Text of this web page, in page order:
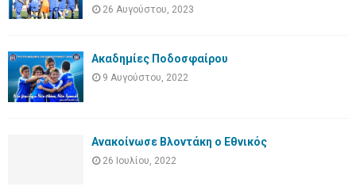
26 Αυγούστου, 2023
Ακαδημίες Ποδοσφαίρου
9 Αυγούστου, 2022
Ανακοίνωσε Βλοντάκη ο Εθνικός
26 Ιουλίου, 2022